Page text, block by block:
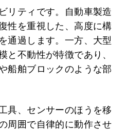
リティです。自動車製造
性を重視した、高度に構
通過します。一方、大型
と不動性が特徴であり、
船舶ブロックのような部
具、センサーのほうを移
周囲で自律的に動作させ